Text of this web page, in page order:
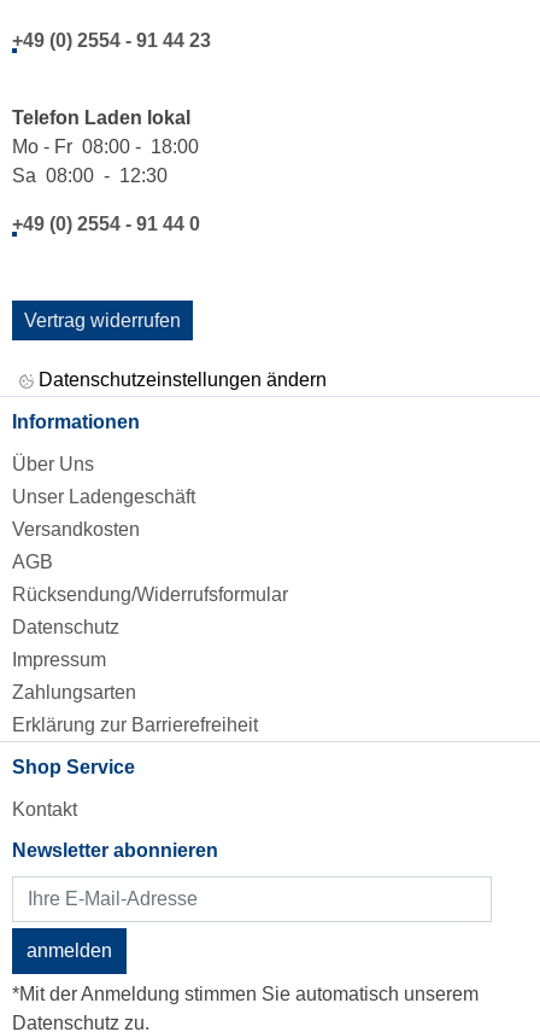
+49 (0) 2554 - 91 44 23
Telefon Laden lokal
Mo - Fr 08:00 - 18:00
Sa 08:00 - 12:30
+49 (0) 2554 - 91 44 0
Vertrag widerrufen
Datenschutzeinstellungen ändern
Informationen
Über Uns
Unser Ladengeschäft
Versandkosten
AGB
Rücksendung/Widerrufsformular
Datenschutz
Impressum
Zahlungsarten
Erklärung zur Barrierefreiheit
Shop Service
Kontakt
Newsletter abonnieren
anmelden
*Mit der Anmeldung stimmen Sie automatisch unserem
Datenschutz zu.